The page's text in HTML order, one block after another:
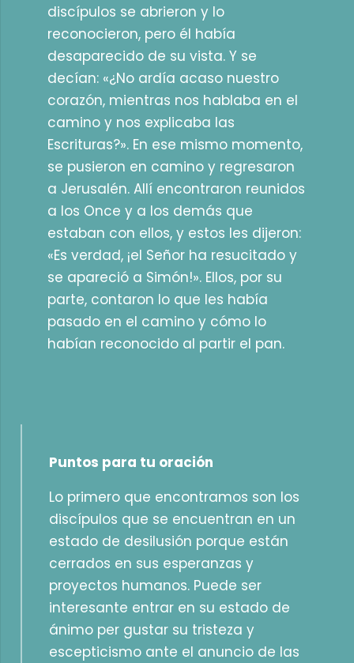
discípulos se abrieron y lo
reconocieron, pero él había
desaparecido de su vista. Y se
decían: «¿No ardía acaso nuestro
corazón, mientras nos hablaba en el
camino y nos explicaba las
Escrituras?». En ese mismo momento,
se pusieron en camino y regresaron
a Jerusalén. Allí encontraron reunidos
a los Once y a los demás que
estaban con ellos, y estos les dijeron:
«Es verdad, ¡el Señor ha resucitado y
se apareció a Simón!». Ellos, por su
parte, contaron lo que les había
pasado en el camino y cómo lo
habían reconocido al partir el pan.
Puntos para tu oración
Lo primero que encontramos son los
discípulos que se encuentran en un
estado de desilusión porque están
cerrados en sus esperanzas y
proyectos humanos. Puede ser
interesante entrar en su estado de
ánimo per gustar su tristeza y
escepticismo ante el anuncio de las